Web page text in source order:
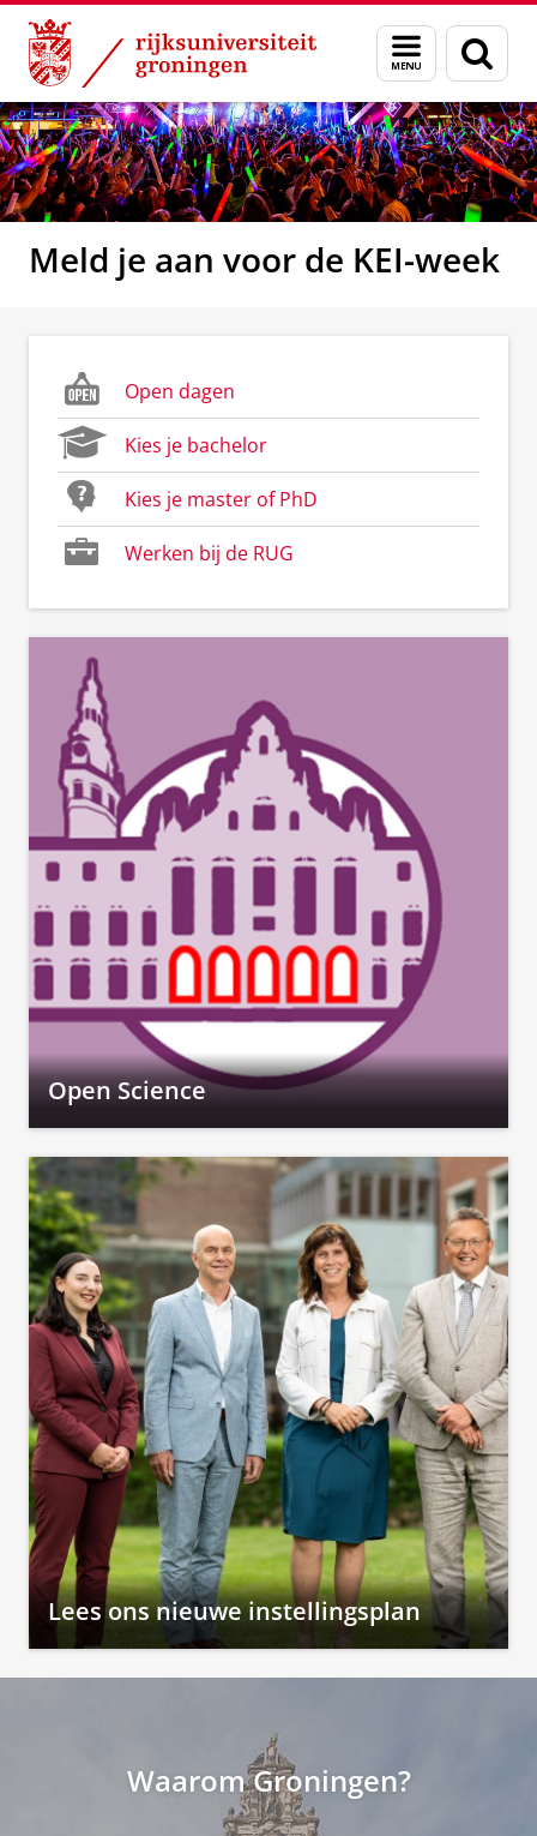
Skip
Content
Skip
Navigation
Menu
en
zoeken
Meld je aan voor de KEI-week
Open dagen
Kies je bachelor
Kies je master of PhD
Werken bij de RUG
Open Science
Lees ons nieuwe instellingsplan
Waarom Groningen?